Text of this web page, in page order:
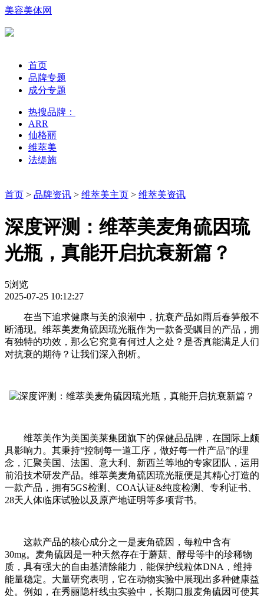
美容美体网
首页
品牌专题
成分专题
热搜品牌：
ARR
仙格丽
维萃美
法缇施
首页 > 品牌资讯 > 维萃美主页 > 维萃美资讯
深度评测：维萃美麦角硫因琉
光瓶，真能开启抗衰新篇？
5浏览
2025-07-25 10:12:27
在当下追求健康与美的浪潮中，抗衰产品如雨后春笋般不
断涌现。维萃美麦角硫因琉光瓶作为一款备受瞩目的产品，拥
有独特的功效，那么它究竟有何过人之处？是否真能满足人们
对抗衰的期待？让我们深入剖析。
维萃美作为美国美莱集团旗下的保健品品牌，在国际上颇
具影响力。其秉持“控制每一道工序，做好每一件产品”的理
念，汇聚美国、法国、意大利、新西兰等地的专家团队，运用
前沿技术研发产品。维萃美麦角硫因琉光瓶便是其精心打造的
一款产品，拥有5GS检测、COA认证&纯度检测、专利证书、
28天人体临床试验以及原产地证明等多项背书。
这款产品的核心成分之一是麦角硫因，每粒中含有
30mg。麦角硫因是一种天然存在于蘑菇、酵母等中的珍稀物
质，具有强大的自由基清除能力，能保护线粒体DNA，维持
能量稳定。大量研究表明，它在动物实验中展现出多种健康益
处。例如，在秀丽隐杆线虫实验中，长期口服麦角硫因可使其